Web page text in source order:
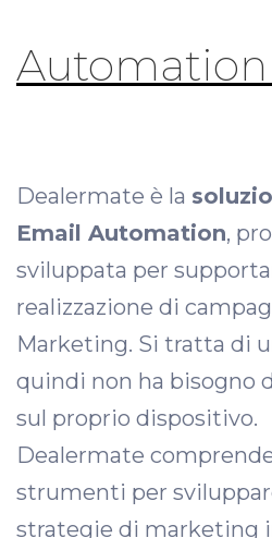
Automation
Dealermate è la
Email Automation,
sviluppata per
realizzazione di
Marketing. Si tratta di
quindi non ha bisogno
sul proprio dispositivo.
Dealermate
strumenti per
strategie di marketing